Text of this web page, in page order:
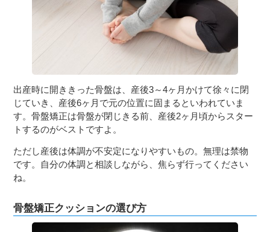
出産時に開ききった骨盤は、産後3～4ヶ月かけて徐々に閉
じていき、産後6ヶ月で元の位置に固まるといわれていま
す。骨盤矯正は骨盤が閉じきる前、産後2ヶ月頃からスター
トするのがベストですよ。
ただし産後は体調が不安定になりやすいもの。無理は禁物
です。自分の体調と相談しながら、焦らず行ってください
ね。
骨盤矯正クッションの選び方